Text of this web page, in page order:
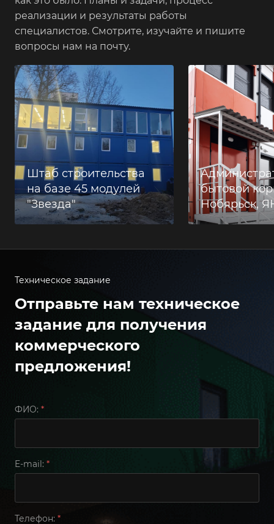
реализации и результаты работы
специалистов. Смотрите, изучайте и пишите
вопросы нам на почту.
Штаб строительства
на базе 45 модулей
"Звезда"
бытовой
Нобярьск,
Техническое задание
Отправьте нам техническое
задание для получения
коммерческого
предложения!
ФИО: *
E-mail: *
Телефон: *